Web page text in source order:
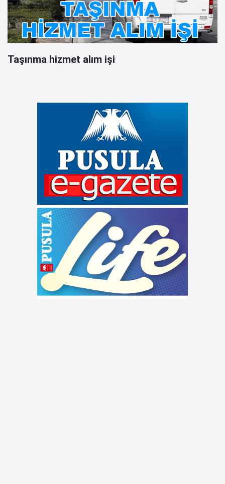
Taşınma hizmet alım işi